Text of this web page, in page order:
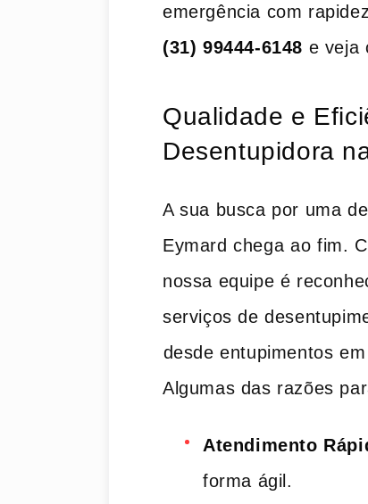
emergência com
(31) 99444-6148 e veja
Qualidade e
Desentupidora
A​ sua busca por uma
Eymard ‌chega⁢ ao fim.
nossa equipe é
serviços de
⁣desde entupimentos
Algumas das razões
Atendimento
forma ágil.